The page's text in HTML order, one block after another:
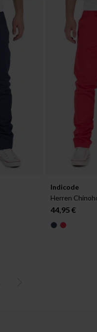
Verfügbar in:
W28/L32
Indicode
Herren
44,95 €